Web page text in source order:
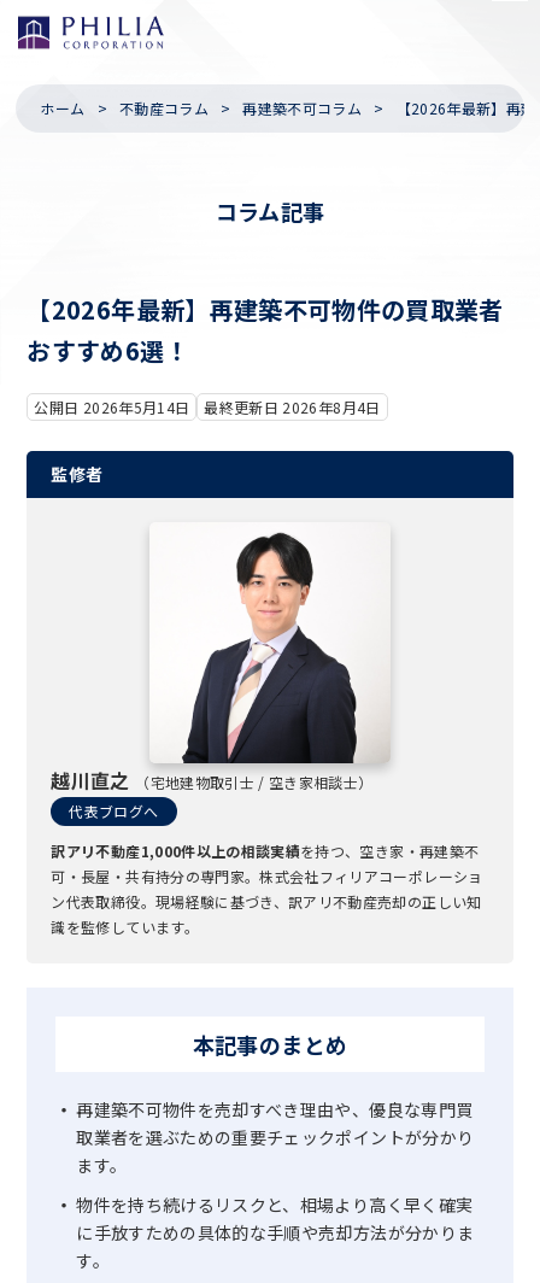
ホーム 不動産コラム 再建築不可コラム 【2026年最新】再
コラム記事
【2026年最新】再建築不可物件の買取業者
おすすめ6選！
公開日 2026年5月14日 最終更新日 2026年8月4日
監修者
越川直之
（宅地建物取引士 / 空き家相談士）
代表ブログへ
訳アリ不動産1,000件以上の相談実績を持つ、空き家・再建築不
可・長屋・共有持分の専門家。株式会社フィリアコーポレーショ
ン代表取締役。現場経験に基づき、訳アリ不動産売却の正しい知
識を監修しています。
本記事のまとめ
再建築不可物件を売却すべき理由や、優良な専門買
取業者を選ぶための重要チェックポイントが分かり
ます。
物件を持ち続けるリスクと、相場より高く早く確実
に手放すための具体的な手順や売却方法が分かりま
す。